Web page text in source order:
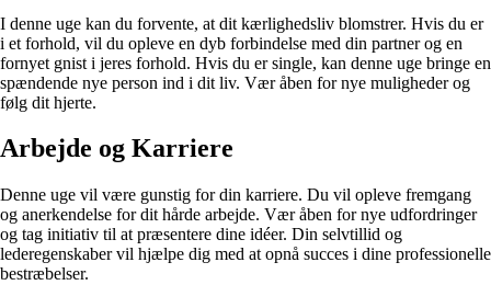
I denne uge kan du forvente, at dit kærlighedsliv blomstrer. Hvis du er
i et forhold, vil du opleve en dyb forbindelse med din partner og en
fornyet gnist i jeres forhold. Hvis du er single, kan denne uge bringe en
spændende nye person ind i dit liv. Vær åben for nye muligheder og
følg dit hjerte.
Arbejde og Karriere
Denne uge vil være gunstig for din karriere. Du vil opleve fremgang
og anerkendelse for dit hårde arbejde. Vær åben for nye udfordringer
og tag initiativ til at præsentere dine idéer. Din selvtillid og
lederegenskaber vil hjælpe dig med at opnå succes i dine professionelle
bestræbelser.